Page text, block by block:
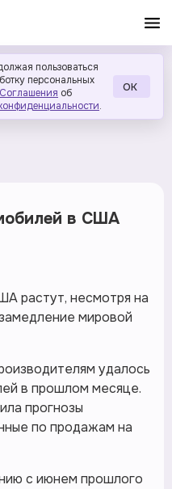
пользоваться
персональных
Соглашения об
.
ОК
в США
растут, несмотря на
мировой
удалось
в прошлом месяце.
прогнозы
по продажам на
с июнем прошлого